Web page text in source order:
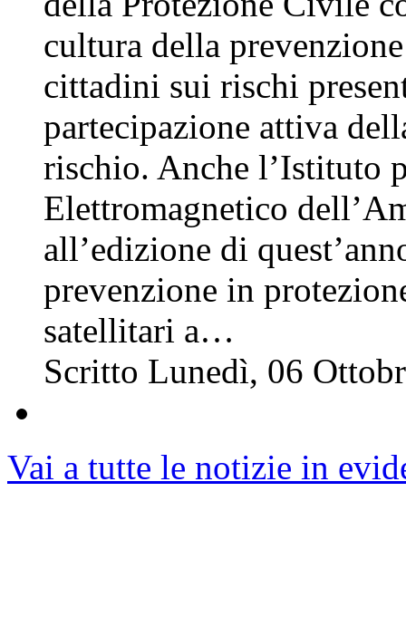
cultura della
cittadini sui rischi
partecipazione attiva
rischio. Anche l’Istituto
Elettromagnetico
all’edizione di
prevenzione in
satellitari a…
Scritto Lunedì, 06
Vai a tutte le notizie in